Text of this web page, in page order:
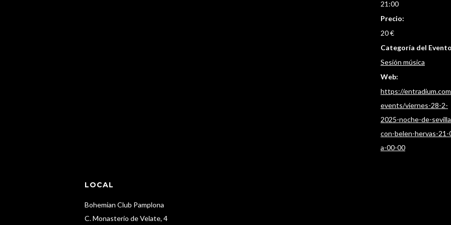
21:00
Precio:
20 €
Categoría del
Sesión música
Web:
https://
events/viernes-28-2-
2025-noche-de-
con-belen-hervas-21-
a-00-00
LOCAL
Bohemian Club Pamplona
C. Monasterio de Velate, 4